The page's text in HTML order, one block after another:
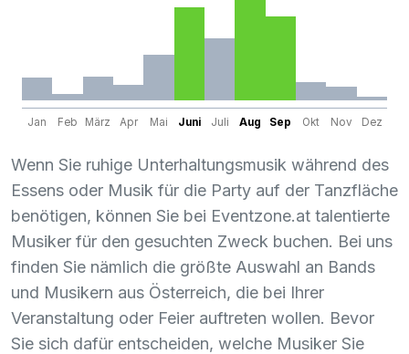
Jan Feb März Apr Mai Juni Juli Aug Sep Okt Nov Dez
Wenn Sie ruhige Unterhaltungsmusik während des
Essens oder Musik für die Party auf der Tanzfläche
benötigen, können Sie bei Eventzone.at talentierte
Musiker für den gesuchten Zweck buchen. Bei uns
finden Sie nämlich die größte Auswahl an Bands
und Musikern aus Österreich, die bei Ihrer
Veranstaltung oder Feier auftreten wollen. Bevor
Sie sich dafür entscheiden, welche Musiker Sie